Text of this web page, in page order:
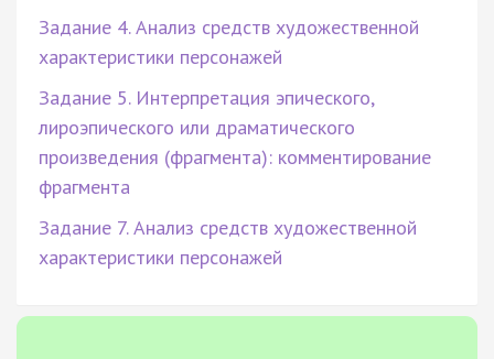
Задание 4. Анализ средств художественной
характеристики персонажей
Задание 5. Интерпретация эпического,
лироэпического или драматического
произведения (фрагмента): комментирование
фрагмента
Задание 7. Анализ средств художественной
характеристики персонажей